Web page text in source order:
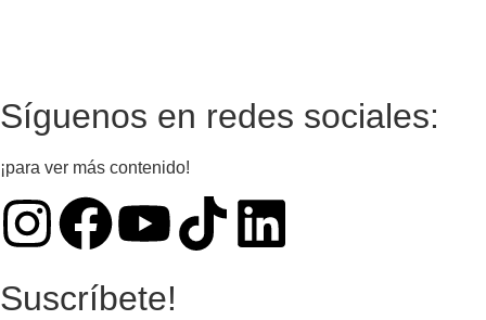
Síguenos en redes sociales:
¡para ver más contenido!
Suscríbete!